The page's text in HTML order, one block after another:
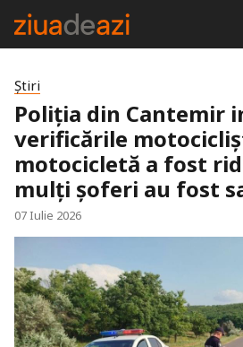
Știri
Poliția din Cantemir
verificările
motocicletă a fost
mulți șoferi au fost
07 Iulie 2026